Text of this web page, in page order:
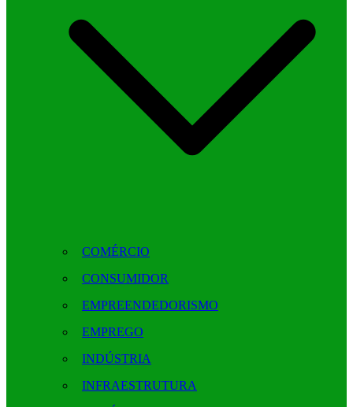
COMÉRCIO
CONSUMIDOR
EMPREENDEDORISMO
EMPREGO
INDÚSTRIA
INFRAESTRUTURA